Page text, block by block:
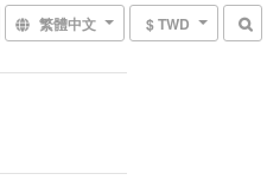
繁體中文 $ TWD